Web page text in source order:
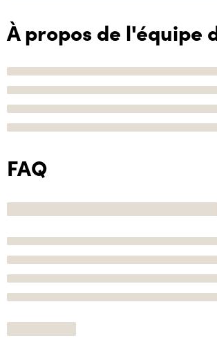
À propos de l'équipe
FAQ